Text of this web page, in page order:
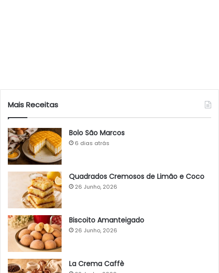
Mais Receitas
Bolo São Marcos
6 dias atrás
Quadrados Cremosos de Limão e Coco
26 Junho, 2026
Biscoito Amanteigado
26 Junho, 2026
La Crema Caffè